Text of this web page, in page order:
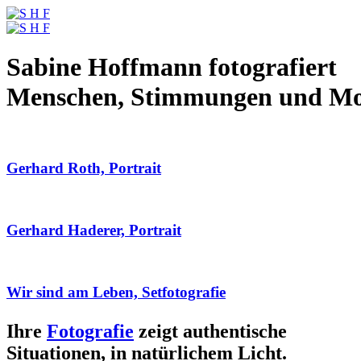
Sabine Hoffmann fotografiert
Menschen, Stimmungen und
Gerhard Roth, Portrait
Gerhard Haderer, Portrait
Wir sind am Leben, Setfotografie
Ihre Fotografie zeigt authentische
Situationen, in natürlichem Licht.